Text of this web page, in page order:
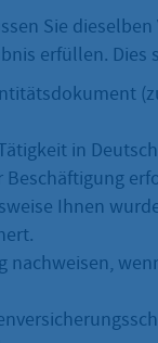
Sie
erfüllen. Dies
in
Ihnen